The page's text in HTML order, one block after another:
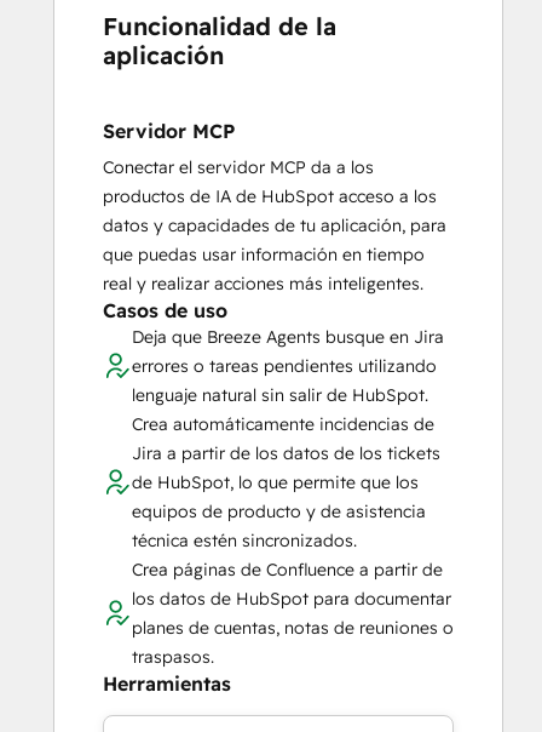
Funcionalidad de la
aplicación
Servidor MCP
Conectar el servidor MCP da a los
productos de IA de HubSpot acceso a los
datos y capacidades de tu aplicación, para
que puedas usar información en tiempo
real y realizar acciones más inteligentes.
Casos de uso
Deja que Breeze Agents busque en Jira
errores o tareas pendientes utilizando
lenguaje natural sin salir de HubSpot.
Crea automáticamente incidencias de
Jira a partir de los datos de los tickets
de HubSpot, lo que permite que los
equipos de producto y de asistencia
técnica estén sincronizados.
Crea páginas de Confluence a partir de
los datos de HubSpot para documentar
planes de cuentas, notas de reuniones o
traspasos.
Herramientas